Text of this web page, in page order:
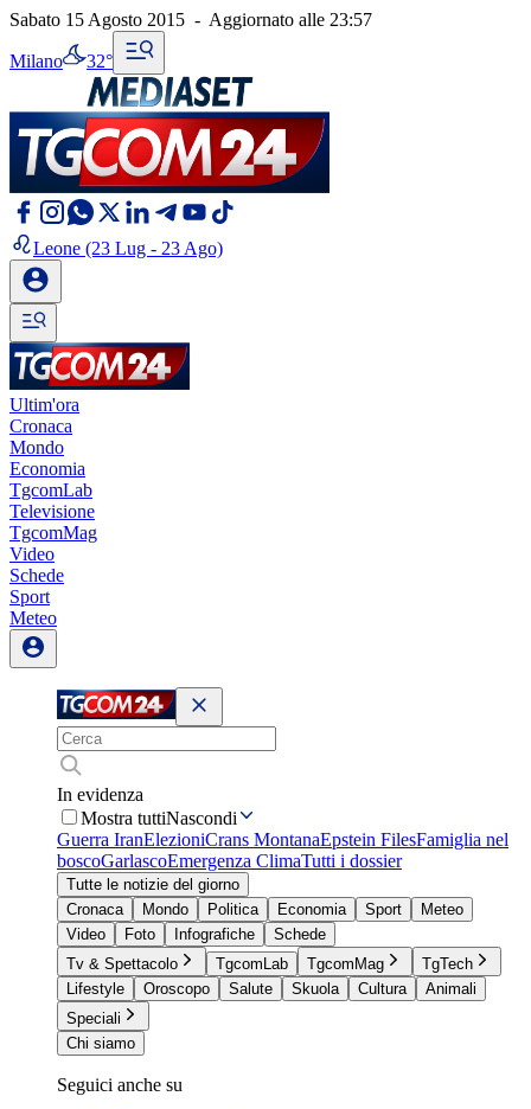
Sabato 15 Agosto 2015 - Aggiornato alle 23:57
Milano 32°
Leone (23 Lug - 23 Ago)
Ultim'ora
Cronaca
Mondo
Economia
TgcomLab
Televisione
TgcomMag
Video
Schede
Sport
Meteo
In evidenza
Mostra tuttiNascondi
Guerra IranElezioniCrans MontanaEpstein FilesFamiglia nel
boscoGarlascoEmergenza ClimaTutti i dossier
Tutte le notizie del giorno
Cronaca
Mondo Politica Economia Sport
Meteo
Video
Foto Infografiche
Schede
Tv & Spettacolo
TgcomLab TgcomMag
TgTech
Lifestyle
Oroscopo Salute Skuola Cultura
Animali
Speciali
Chi siamo
Seguici anche su